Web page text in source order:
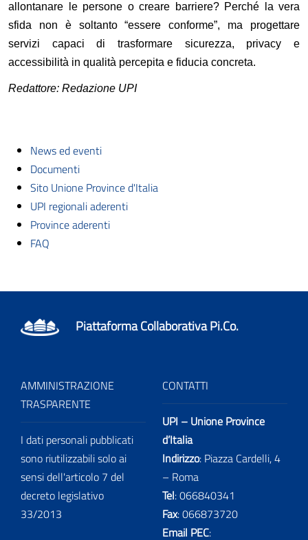
allontanare le persone o creare barriere? Perché la vera
sfida non è soltanto “essere conforme”, ma progettare
servizi capaci di trasformare sicurezza, privacy e
accessibilità in qualità percepita e fiducia concreta.
Redattore: Redazione UPI
News ed eventi
Documenti
Sito Unione Province d'Italia
UPI regionali aderenti
Province aderenti
FAQ
Piattaforma Collaborativa Pi.Co.
AMMINISTRAZIONE
TRASPARENTE
I dati personali pubblicati
sono riutilizzabili solo ai
sensi dell'articolo 7 del
decreto legislativo
33/2013
CONTATTI
UPI – Unione Province
d’Italia
Indirizzo: Piazza Cardelli, 4
– Roma
Tel:066840341
Fax:066873720
Email PEC: